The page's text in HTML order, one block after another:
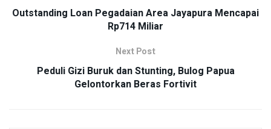
Outstanding Loan Pegadaian Area Jayapura Mencapai
Rp714 Miliar
Next Post
Peduli Gizi Buruk dan Stunting, Bulog Papua
Gelontorkan Beras Fortivit